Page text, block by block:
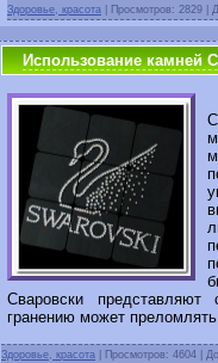
Здоровье, красота Просмотров: 2829 |
Использование камней
Сваровски представляют
гранению может
Здоровье, красота Просмотров: 4604 |